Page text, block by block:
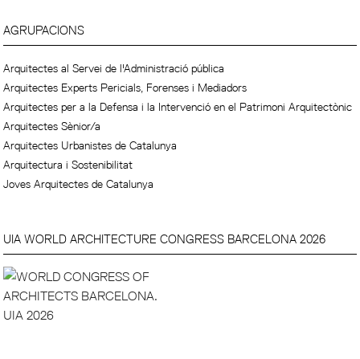
AGRUPACIONS
Arquitectes al Servei de l'Administració pública
Arquitectes Experts Pericials, Forenses i Mediadors
Arquitectes per a la Defensa i la Intervenció en el Patrimoni Arquitectònic
Arquitectes Sènior/a
Arquitectes Urbanistes de Catalunya
Arquitectura i Sostenibilitat
Joves Arquitectes de Catalunya
UIA WORLD ARCHITECTURE CONGRESS BARCELONA 2026